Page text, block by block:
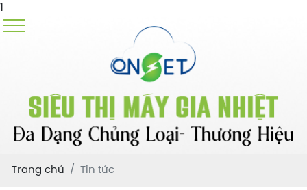
1
Trang chủ Tin tức